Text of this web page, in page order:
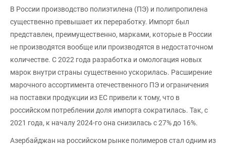
В России производство полиэтилена (ПЭ) и полипропилена
существенно превышает их переработку. Импорт был
представлен, преимущественно, марками, которые в России
не производятся вообще или производятся в недостаточном
количестве. С 2022 года разработка и омологация новых
марок внутри страны существенно ускорилась. Расширение
марочного ассортимента отечественного ПЭ и ограничения
на поставки продукции из ЕС привели к тому, что в
российском потреблении доля импорта сократилась. Так, с
2021 года, к началу 2024-го она снизилась с 27% до 16%.
Азербайджан на российском рынке полимеров стал одним из